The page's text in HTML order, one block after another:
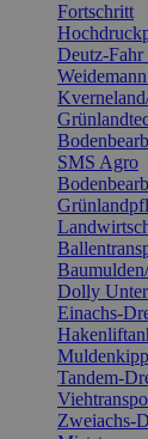
Fortschritt
Deutz-Fahr
SMS Agro
Dolly
Einachs-
Tandem-
Zweiachs-